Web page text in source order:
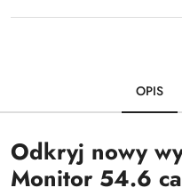
OPIS
Odkryj nowy
Monitor 54.6